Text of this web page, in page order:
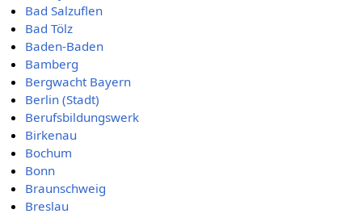
Bad Salzuflen
Bad Tölz
Baden-Baden
Bamberg
Bergwacht Bayern
Berlin (Stadt)
Berufsbildungswerk
Birkenau
Bochum
Bonn
Braunschweig
Breslau